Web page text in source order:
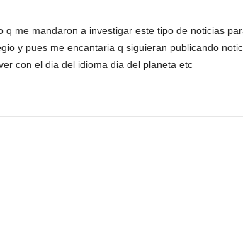
q me mandaron a investigar este tipo de noticias
y pues me encantaria q siguieran publicando
con el dia del idioma dia del planeta etc